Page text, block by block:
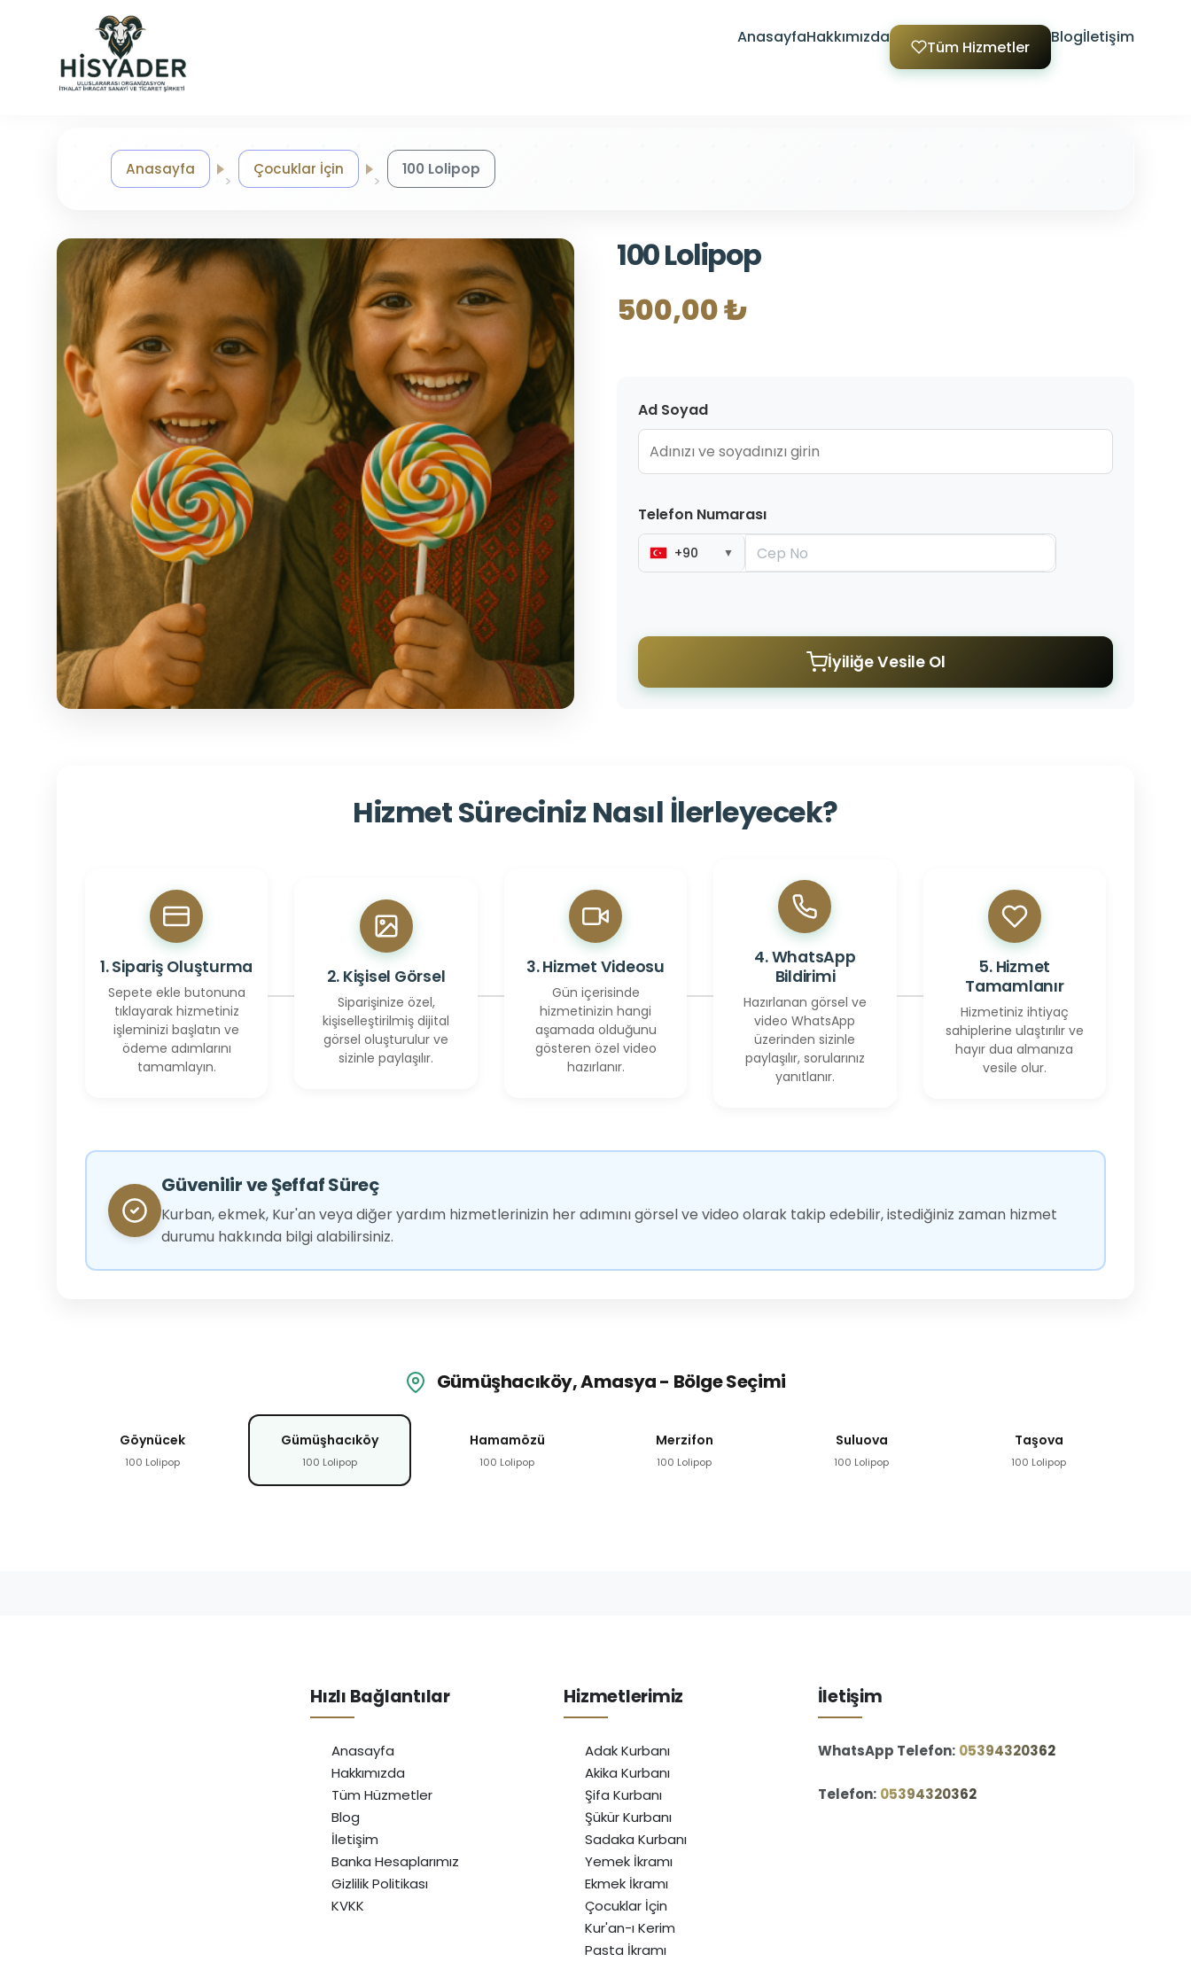
AnasayfaHakkımızda Tüm Hizmetler Blogİletişim
Anasayfa Çocuklar İçin 100 Lolipop
100 Lolipop
500,00 ₺
Ad Soyad
Telefon Numarası
+90 ▼
İyiliğe Vesile Ol
Hizmet Süreciniz Nasıl İlerleyecek?
1. Sipariş Oluşturma
Sepete ekle butonuna
tıklayarak hizmetiniz
işleminizi başlatın ve
ödeme adımlarını
tamamlayın.
2. Kişisel Görsel
Siparişinize özel,
kişiselleştirilmiş dijital
görsel oluşturulur ve
sizinle paylaşılır.
3. Hizmet Videosu
Gün içerisinde
hizmetinizin hangi
aşamada olduğunu
gösteren özel video
hazırlanır.
4. WhatsApp
Bildirimi
Hazırlanan görsel ve
video WhatsApp
üzerinden sizinle
paylaşılır, sorularınız
yanıtlanır.
5. Hizmet
Tamamlanır
Hizmetiniz ihtiyaç
sahiplerine ulaştırılır ve
hayır dua almanıza
vesile olur.
Güvenilir ve Şeffaf Süreç
Kurban, ekmek, Kur'an veya diğer yardım hizmetlerinizin her adımını görsel ve video olarak takip edebilir, istediğiniz zaman hizmet
durumu hakkında bilgi alabilirsiniz.
Gümüşhacıköy, Amasya - Bölge Seçimi
Göynücek
100 Lolipop
Gümüşhacıköy
100 Lolipop
Hamamözü
100 Lolipop
Merzifon
100 Lolipop
Suluova
100 Lolipop
Taşova
100 Lolipop
Hızlı Bağlantılar
Anasayfa
Hakkımızda
Tüm Hüzmetler
Blog
İletişim
Banka Hesaplarımız
Gizlilik Politikası
KVKK
Hizmetlerimiz
Adak Kurbanı
Akika Kurbanı
Şifa Kurbanı
Şükür Kurbanı
Sadaka Kurbanı
Yemek İkramı
Ekmek İkramı
Çocuklar İçin
Kur'an-ı Kerim
Pasta İkramı
İletişim
WhatsApp Telefon: ‪05394320362‬
Telefon: ‪05394320362‬